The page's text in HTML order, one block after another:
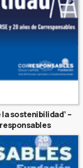
sostenibilidad’ –